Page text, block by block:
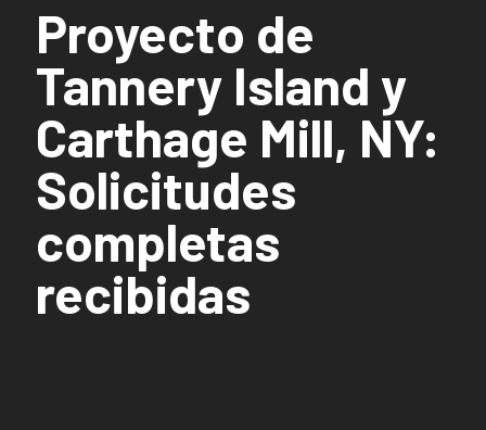
Proyecto de
Tannery Island y
Carthage Mill, NY:
Solicitudes
completas
recibidas